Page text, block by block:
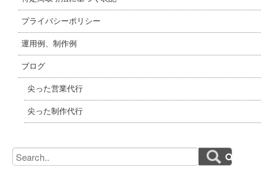
プライバシーポリシー
運用例、制作例
ブログ
尖った営業代行
尖った制作代行